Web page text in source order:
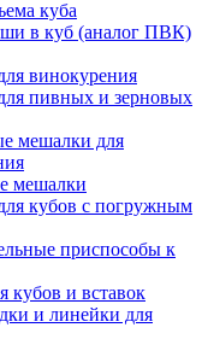
куба
в куб (аналог ПВК)
винокурения
пивных и зерновых
мешалки для
мешалки
кубов с погружным
приспособы к
кубов и вставок
и линейки для